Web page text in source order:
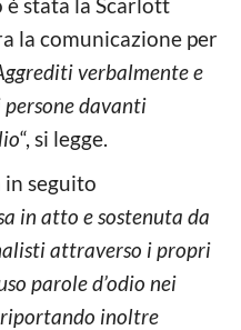
la comunicazione per
verbalmente e
davanti
“, si legge.
in seguito
in atto e sostenuta da
attraverso i propri
parole d’odio nei
inoltre